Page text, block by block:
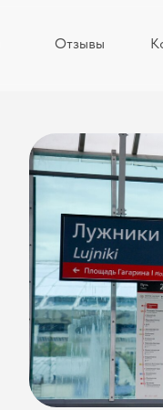
Отзывы